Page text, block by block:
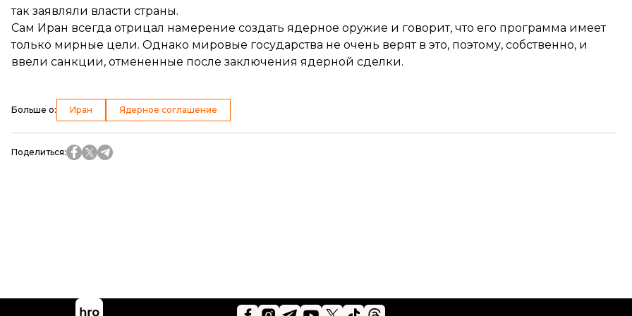
так заявляли власти страны.
Сам Иран всегда отрицал намерение создать ядерное оружие и говорит, что его программа имеет
только мирные цели. Однако мировые государства не очень верят в это, поэтому, собственно, и
ввели санкции, отмененные после заключения ядерной сделки.
Больше о: Иран Ядерное соглашение
Поделиться: